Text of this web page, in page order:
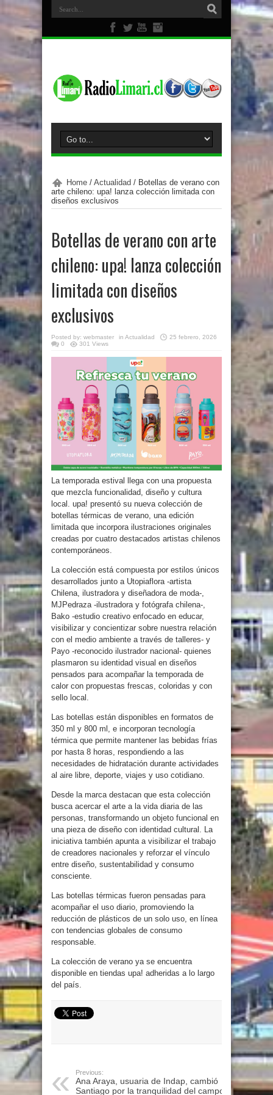
Home / Actualidad / Botellas de verano con
arte chileno: upa! lanza colección limitada con
diseños exclusivos
Botellas de verano con arte
chileno: upa! lanza colección
limitada con diseños
exclusivos
Posted by: webmaster in Actualidad
25 febrero, 2026
0
301 Views
La temporada estival llega con una propuesta
que mezcla funcionalidad, diseño y cultura
local. upa! presentó su nueva colección de
botellas térmicas de verano, una edición
limitada que incorpora ilustraciones originales
creadas por cuatro destacados artistas chilenos
contemporáneos.
La colección está compuesta por estilos únicos
desarrollados junto a Utopiaflora -artista
Chilena, ilustradora y diseñadora de moda-,
MJPedraza -ilustradora y fotógrafa chilena-,
Bako -estudio creativo enfocado en educar,
visibilizar y concientizar sobre nuestra relación
con el medio ambiente a través de talleres- y
Payo -reconocido ilustrador nacional- quienes
plasmaron su identidad visual en diseños
pensados para acompañar la temporada de
calor con propuestas frescas, coloridas y con
sello local.
Las botellas están disponibles en formatos de
350 ml y 800 ml, e incorporan tecnología
térmica que permite mantener las bebidas frías
por hasta 8 horas, respondiendo a las
necesidades de hidratación durante actividades
al aire libre, deporte, viajes y uso cotidiano.
Desde la marca destacan que esta colección
busca acercar el arte a la vida diaria de las
personas, transformando un objeto funcional en
una pieza de diseño con identidad cultural. La
iniciativa también apunta a visibilizar el trabajo
de creadores nacionales y reforzar el vínculo
entre diseño, sustentabilidad y consumo
consciente.
Las botellas térmicas fueron pensadas para
acompañar el uso diario, promoviendo la
reducción de plásticos de un solo uso, en línea
con tendencias globales de consumo
responsable.
La colección de verano ya se encuentra
disponible en tiendas upa! adheridas a lo largo
del país.
Previous:
Ana Araya, usuaria de Indap, cambió
Santiago por la tranquilidad del campo